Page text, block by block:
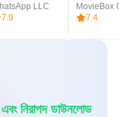
LLC
7.9
MovieBox
7.4
নিরাপদ ডাউনলোড